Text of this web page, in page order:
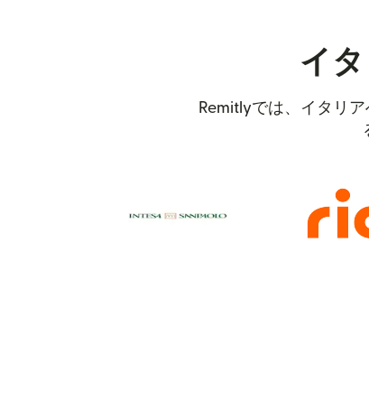
イ
Remitlyでは、イタリ